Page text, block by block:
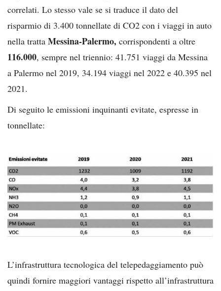
correlati. Lo stesso vale se si traduce il dato del
risparmio di 3.400 tonnellate di CO2 con i viaggi in auto
nella tratta Messina-Palermo, corrispondenti a oltre
116.000, sempre nel triennio: 41.751 viaggi da Messina
a Palermo nel 2019, 34.194 viaggi nel 2022 e 40.395 nel
2021.
Di seguito le emissioni inquinanti evitate, espresse in
tonnellate:
L’infrastruttura tecnologica del telepedaggiamento può
quindi fornire maggiori vantaggi rispetto all’infrastruttura